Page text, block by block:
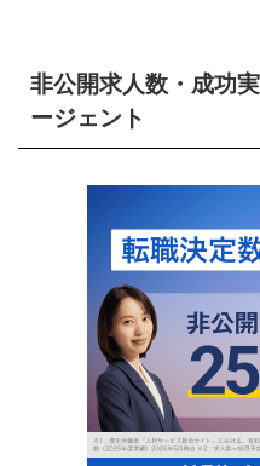
非公開求人数・成功
ージェント